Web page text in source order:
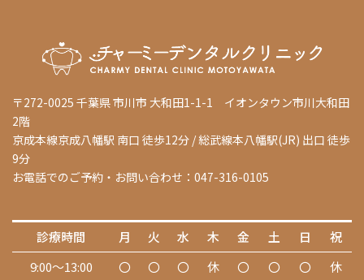
〒272-0025 千葉県 市川市 大和田1-1-1 イオンタウン市川大和田
2階
京成本線京成八幡駅 南口 徒歩12分 / 総武線本八幡駅(JR) 出口 徒歩
9分
お電話でのご予約・お問い合わせ：047-316-0105
診療時間 月 火 水 木 金 土 日
祝
9:00～13:00
〇 〇 〇 休 〇 〇 〇
休